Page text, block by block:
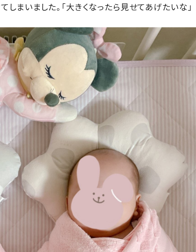
まいました。「大きくなったら見せてあげたいな」